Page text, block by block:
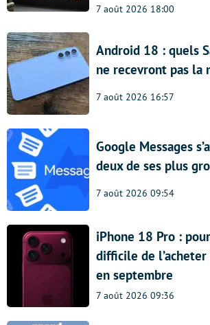
7 août 2026 18:00
Android 18 : quels
ne recevront pas la
7 août 2026 16:57
Google Messages
deux de ses plus
7 août 2026 09:54
iPhone 18 Pro :
difficile de
en septembre
7 août 2026 09:36